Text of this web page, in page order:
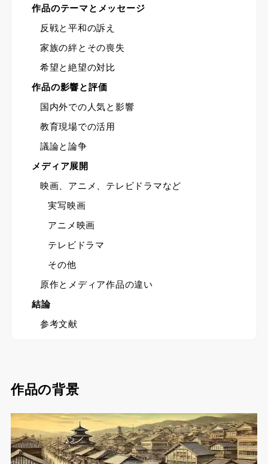
作品のテーマとメッセージ
反戦と平和の訴え
家族の絆とその喪失
希望と絶望の対比
作品の影響と評価
国内外での人気と影響
教育現場での活用
議論と論争
メディア展開
映画、アニメ、テレビドラマなど
実写映画
アニメ映画
テレビドラマ
その他
原作とメディア作品の違い
結論
参考文献
作品の背景